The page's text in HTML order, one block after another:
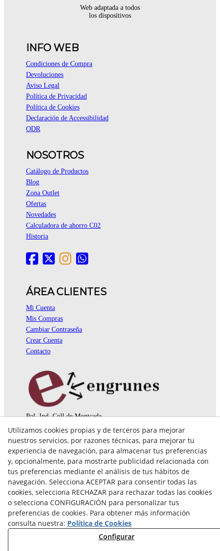
Web adaptada a todos
los dispositivos
INFO WEB
Condiciones de Compra
Devoluciones
Aviso Legal
Política de Privacidad
Política de Cookies
Declaración de Accessibilidad
ODR
NOSOTROS
Catálogo de Productos
Blog
Zona Outlet
Ofertas
Novedades
Calculadora de ahorro C02
Historia
ÁREA CLIENTES
Mi Cuenta
Mis Compras
Cambiar Contraseña
Crear Cuenta
Contacto
Pol. Ind. Coll de Montcada
08110 Montcada i Reixac (Barcelona)
935 829 999
engrunes@engrunes.org
Utilizamos cookies propias y de terceros para mejorar
nuestros servicios, por razones técnicas, para mejorar tu
experiencia de navegación, para almacenar tus preferencias
y, opcionalmente, para mostrarte publicidad relacionada con
tus preferencias mediante el análisis de tus hábitos de
navegación. Selecciona ACEPTAR para consentir todas las
cookies, selecciona RECHAZAR para rechazar todas las cookies
o selecciona CONFIGURACIÓN para personalizar tus
preferencias de cookies. Para obtener más información
consulta nuestra: Política de Cookies
Configurar